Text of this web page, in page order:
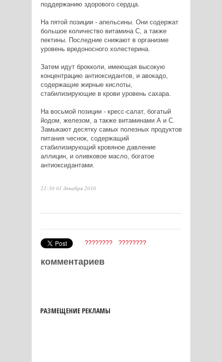
поддержанию здорового сердца.
На пятой позиции - апельсины. Они содержат
большое количество витамина С, а также
пектины. Последние снижают в организме
уровень вредоносного холестерина.
Затем идут брокколи, имеющая высокую
концентрацию антиоксидантов, и авокадо,
содержащие жирные кислоты,
стабилизирующие в крови уровень сахара.
На восьмой позиции - кресс-салат, богатый
йодом, железом, а также витаминами А и С.
Замыкают десятку самых полезных продуктов
питания чеснок, содержащий
стабилизирующий кровяное давление
аллицин, и оливковое масло, богатое
антиоксидантами.
21:30 01 декабря 2010
???????? ????????
комментариев
РАЗМЕЩЕНИЕ РЕКЛАМЫ